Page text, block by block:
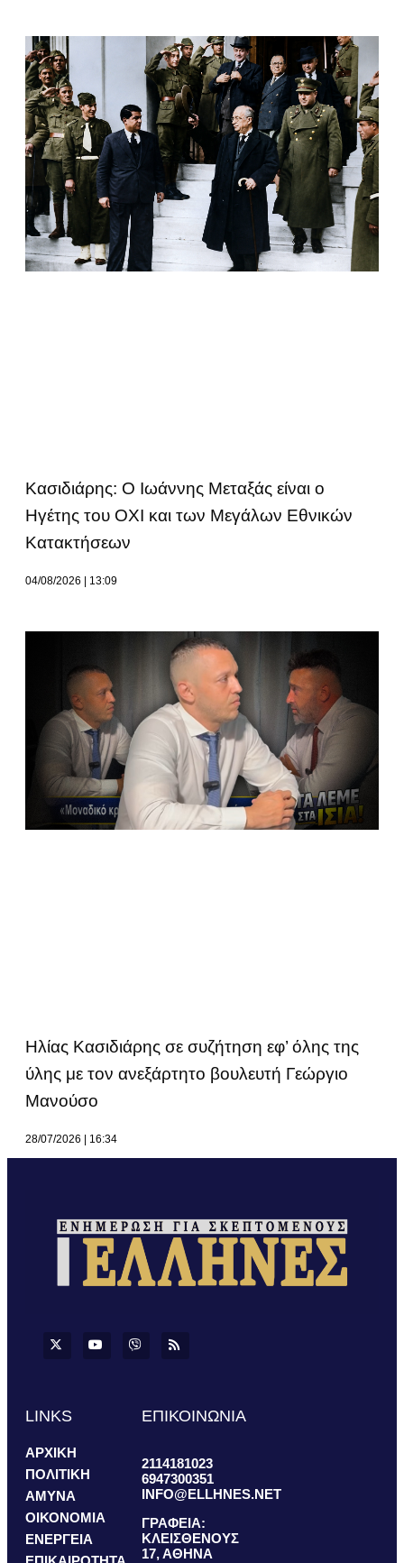
Κασιδιάρης: Ο Ιωάννης Μεταξάς είναι ο
Ηγέτης του ΟΧΙ και των Μεγάλων Εθνικών
Κατακτήσεων
04/08/2026 13:09
Ηλίας Κασιδιάρης σε συζήτηση εφ’ όλης της
ύλης με τον ανεξάρτητο βουλευτή Γεώργιο
Μανούσο
28/07/2026 16:34
LINKS
ΑΡΧΙΚΗ
ΠΟΛΙΤΙΚΗ
ΑΜΥΝΑ
ΟΙΚΟΝΟΜΙΑ
ΕΝΕΡΓΕΙΑ
ΕΠΙΚΟΙΝΩΝΙΑ
2114181023
6947300351
INFO@ELLHNES.NET
ΓΡΑΦΕΙΑ:
ΚΛΕΙΣΘΕΝΟΥΣ
17, ΑΘΗΝΑ